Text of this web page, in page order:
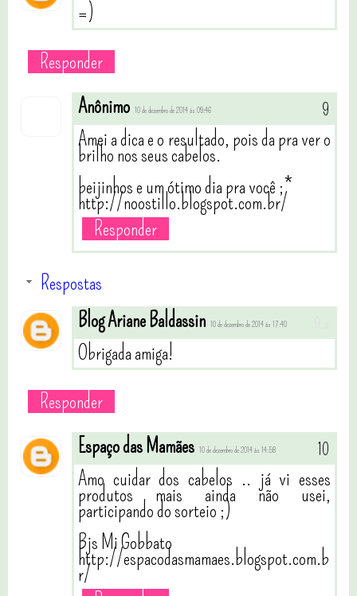
=)
Responder
Anônimo 10 de dezembro de 2014 às 09:46
Amei a dica e o resultado, pois da pra ver o
brilho nos seus cabelos.
beijinhos e um ótimo dia pra você ;*
http://noostillo.blogspot.com.br/
Responder
Respostas
Blog Ariane Baldassin 10 de dezembro de 2014 às 17:40
Obrigada amiga!
Responder
Espaço das Mamães
10 de dezembro de 2014 às 14:58
Amo cuidar dos cabelos .. já vi esses
produtos mais ainda não usei,
participando do sorteio ;)
Bjs Mi Gobbato
http://espacodasmamaes.blogspot.com.b
r/